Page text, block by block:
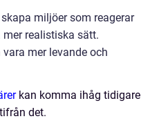
miljöer som reagerar
realistiska sätt.
mer levande och
kan komma ihåg tidigare
det.